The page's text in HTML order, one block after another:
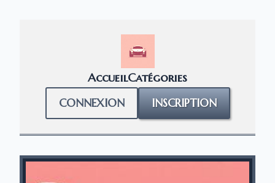
AccueilCatégories
CONNEXION INSCRIPTION